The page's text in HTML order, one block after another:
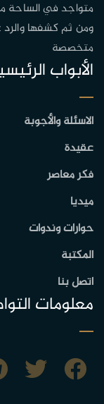
متواجد في الساحة
ومن ثم كشفها والرد
متخصصة
الأبواب
الاسئلة والأجوبة
عقيدة
فكر معاصر
ميديا
حوارات وندوات
المكتبة
اتصل بنا
معلومات